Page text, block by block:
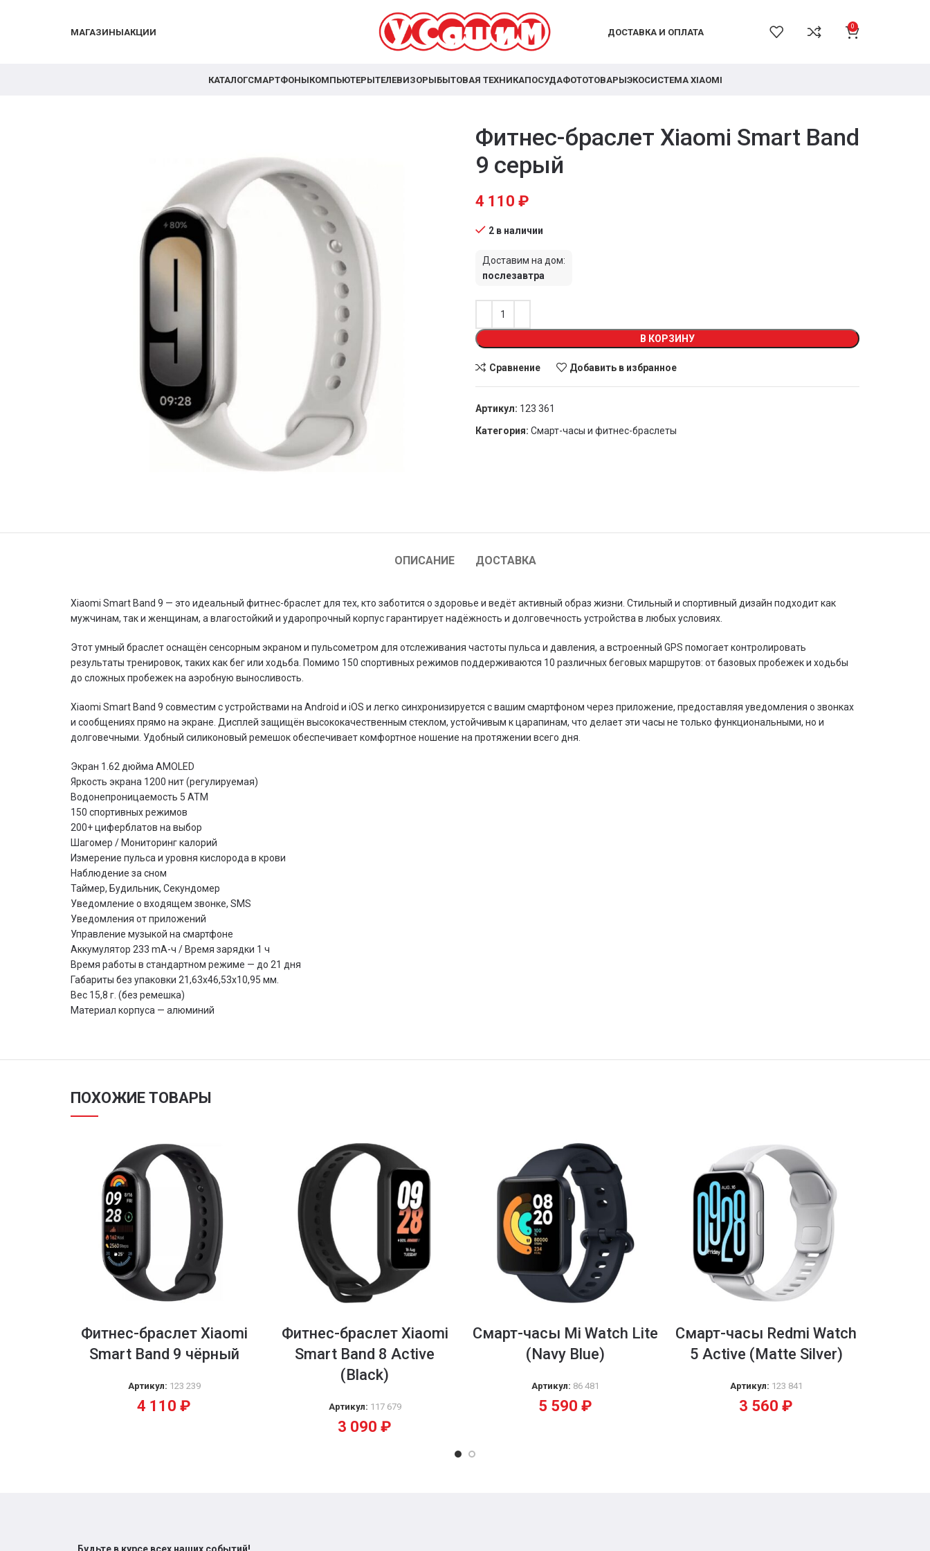
МАГАЗИНЫАКЦИИ ДОСТАВКА И ОПЛАТА
0
КАТАЛОГСМАРТФОНЫКОМПЬЮТЕРЫТЕЛЕВИЗОРЫБЫТОВАЯ ТЕХНИКАПОСУДАФОТОТОВАРЫЭКОСИСТЕМА XIAOMI
Фитнес-браслет Xiaomi Smart Band
9 серый
4 110 ₽
2 в наличии
Доставим на дом:
послезавтра
В КОРЗИНУ
Сравнение Добавить в избранное
Артикул: 123 361
Категория: Смарт-часы и фитнес-браслеты
ОПИСАНИЕ ДОСТАВКА
Xiaomi Smart Band 9 — это идеальный фитнес-браслет для тех, кто заботится о здоровье и ведёт активный образ жизни. Стильный и спортивный дизайн подходит как
мужчинам, так и женщинам, а влагостойкий и ударопрочный корпус гарантирует надёжность и долговечность устройства в любых условиях.
Этот умный браслет оснащён сенсорным экраном и пульсометром для отслеживания частоты пульса и давления, а встроенный GPS помогает контролировать
результаты тренировок, таких как бег или ходьба. Помимо 150 спортивных режимов поддерживаются 10 различных беговых маршрутов: от базовых пробежек и ходьбы
до сложных пробежек на аэробную выносливость.
Xiaomi Smart Band 9 совместим с устройствами на Android и iOS и легко синхронизируется с вашим смартфоном через приложение, предоставляя уведомления о звонках
и сообщениях прямо на экране. Дисплей защищён высококачественным стеклом, устойчивым к царапинам, что делает эти часы не только функциональными, но и
долговечными. Удобный силиконовый ремешок обеспечивает комфортное ношение на протяжении всего дня.
Экран 1.62 дюйма AMOLED
Яркость экрана 1200 нит (регулируемая)
Водонепроницаемость 5 АТМ
150 спортивных режимов
200+ циферблатов на выбор
Шагомер / Мониторинг калорий
Измерение пульса и уровня кислорода в крови
Наблюдение за сном
Таймер, Будильник, Секундомер
Уведомление о входящем звонке, SMS
Уведомления от приложений
Управление музыкой на смартфоне
Аккумулятор 233 mA-ч / Время зарядки 1 ч
Время работы в стандартном режиме — до 21 дня
Габариты без упаковки 21,63х46,53х10,95 мм.
Вес 15,8 г. (без ремешка)
Материал корпуса — алюминий
ПОХОЖИЕ ТОВАРЫ
Фитнес-браслет Xiaomi
Smart Band 9 чёрный
Артикул: 123 239
4 110 ₽
Фитнес-браслет Xiaomi
Smart Band 8 Active
(Black)
Артикул: 117 679
3 090 ₽
Смарт-часы Mi Watch Lite
(Navy Blue)
Артикул: 86 481
5 590 ₽
Смарт-часы Redmi Watch
5 Active (Matte Silver)
Артикул: 123 841
3 560 ₽